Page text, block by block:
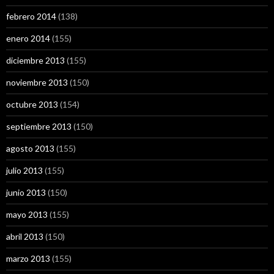
febrero 2014(138)
enero 2014(155)
diciembre 2013 (155)
noviembre 2013 (150)
octubre 2013 (154)
septiembre 2013 (150)
agosto 2013 (155)
julio 2013 (155)
junio 2013 (150)
mayo 2013 (155)
abril 2013 (150)
marzo 2013 (155)